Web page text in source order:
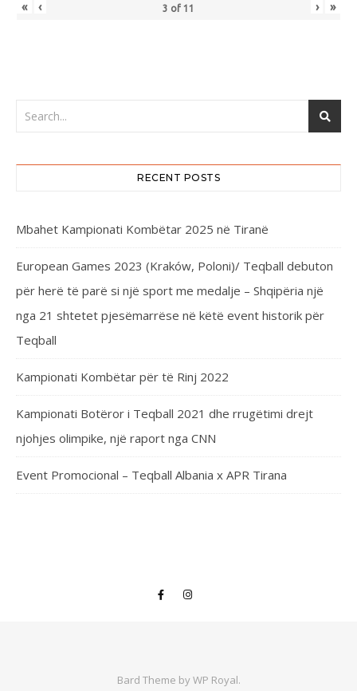
« ‹ 3 of 11 › »
RECENT POSTS
Mbahet Kampionati Kombëtar 2025 në Tiranë
European Games 2023 (Kraków, Poloni)/ Teqball debuton
për herë të parë si një sport me medalje – Shqipëria një
nga 21 shtetet pjesëmarrëse në këtë event historik për
Teqball
Kampionati Kombëtar për të Rinj 2022
Kampionati Botëror i Teqball 2021 dhe rrugëtimi drejt
njohjes olimpike, një raport nga CNN
Event Promocional – Teqball Albania x APR Tirana
Bard Theme byWP Royal.